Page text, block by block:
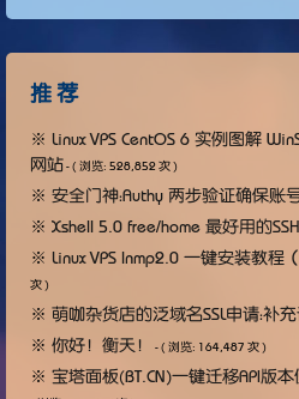
推 荐
※ Linux VPS CentOS 6 实例图解
网站 - ( 浏览: 528,852 次 )
※ 安全门神：Authy 两步验证确保账
※ Xshell 5.0 free/home 最好用的
※ Linux VPS lnmp2.0 一键安装教程
次 )
※ 萌咖杂货店的泛域名SSL申请：补
※ 你好！衡天！ - ( 浏览: 164,487 次 )
※ 宝塔面板(BT.CN)一键迁移API版